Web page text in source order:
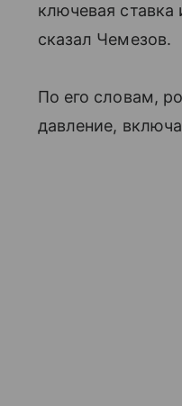
ключевая ставка
сказал Чемезов.
По его словам,
давление,